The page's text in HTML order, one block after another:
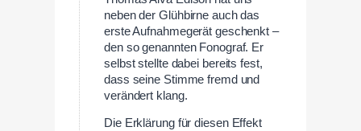
neben der Glühbirne auch das
erste Aufnahmegerät geschenkt –
den so genannten Fonograf. Er
selbst stellte dabei bereits fest,
dass seine Stimme fremd und
verändert klang.
Die Erklärung für diesen Effekt